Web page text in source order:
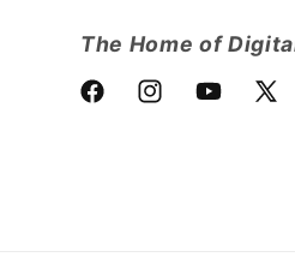
The Home of
FacebookInstagramYouTube
X